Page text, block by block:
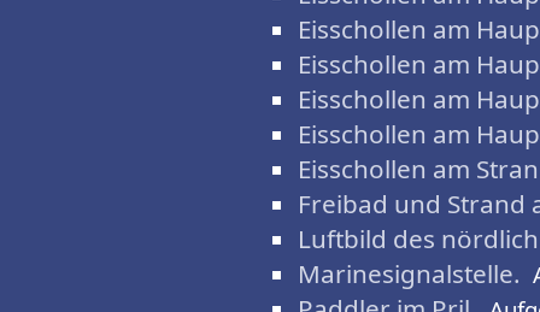
Eisschollen am
Eisschollen am
Eisschollen am
Eisschollen am
Eisschollen am
Freibad und Strand
Luftbild des
Marinesignalstelle.